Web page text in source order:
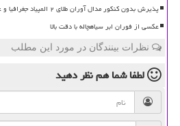
پذیرش بدون کنکور مدال آوران طلای ۲ المپیاد جغرافیا و علوم زمین
عکسی از فوران ابر سیاهچاله با دقت بالا
نظرات بینندگان در مورد این مطلب
لطفا شما همنظر دهید